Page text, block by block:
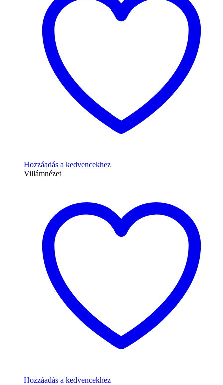
Hozzáadás a kedvencekhez
Villámnézet
Hozzáadás a kedvencekhez